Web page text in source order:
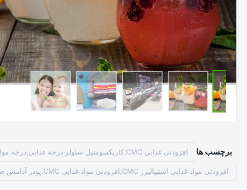
برچسب ها افزودنی غذایی CMC,کاربکسومتیل سلولز درجه غذایی,درجه مواد غذایی CMC
افزودنی مواد غذایی استیبالیزر CMC,افزودنی مواد غذایی CMC,پودر آدامس ضخیم کننده CMC